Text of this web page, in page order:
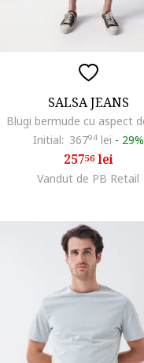
SALSA JEANS
Initial: 36794lei - 29%
25756lei
Vandut de PB Retail